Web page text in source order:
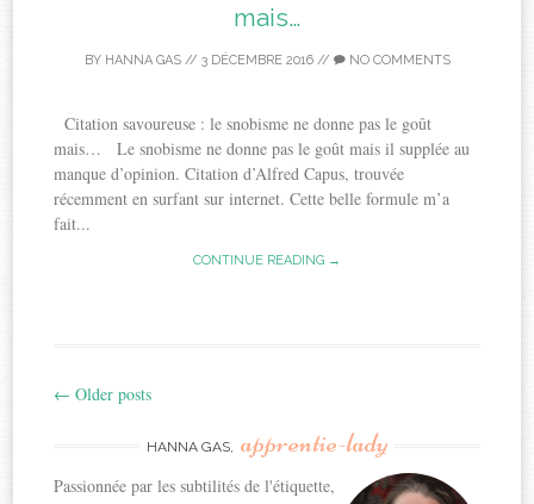
mais…
BY HANNA GAS// 3 DÉCEMBRE 2016// NO COMMENTS
Citation savoureuse : le snobisme ne donne pas le goût
mais… Le snobisme ne donne pas le goût mais il supplée au
manque d’opinion. Citation d’Alfred Capus, trouvée
récemment en surfant sur internet. Cette belle formule m’a
fait...
CONTINUE READING →
Post
navigation
← Older posts
HANNA GAS, apprentie-lady
Passionnée par les subtilités de l'étiquette,